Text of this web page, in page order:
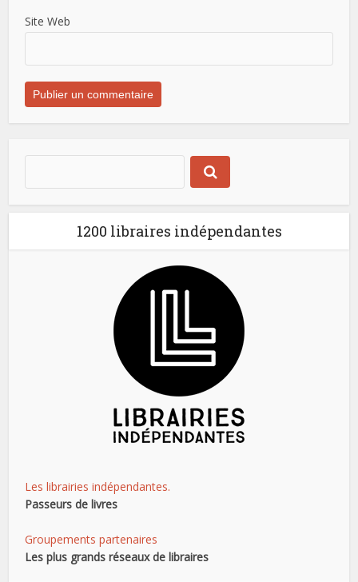
Site Web
1200 libraires indépendantes
Les librairies indépendantes.
Passeurs de livres
Groupements partenaires
Les plus grands réseaux de libraires